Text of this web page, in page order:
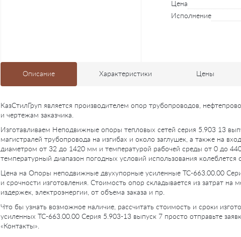
Цена
Исполнение
Описание Характеристики Цены
КазСтилГруп является производителем опор трубопроводов,
и чертежам заказчика.
Изготавливаем Неподвижные опоры тепловых сетей серия 5.903 13
магистралей трубопровода на изгибах и около заглушек, а также на
диаметром от 32 до 1420 мм и температурой рабочей среды от 0 до
температурный диапазон погодных условий использования колеблется
Цена на Опоры неподвижные двухупорные усиленные ТС-663.00.00
и срочности изготовления. Стоимость опор складывается из затрат на
издержек, электроэнергии, от объема заказа и пр.
Что бы узнать возможное наличие, рассчитать стоимость и сроки
усиленных ТС-663.00.00 Серия 5.903-13 выпуск 7 просто отправьте
«Контакты».